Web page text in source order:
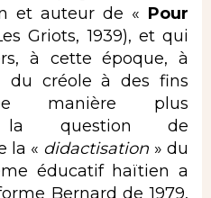
et auteur de « Pour
Griots, 1939), et qui
à cette époque, à
du créole à des fins
manière plus
la question de
la « didactisation » du
éducatif haïtien a
Bernard de 1979,